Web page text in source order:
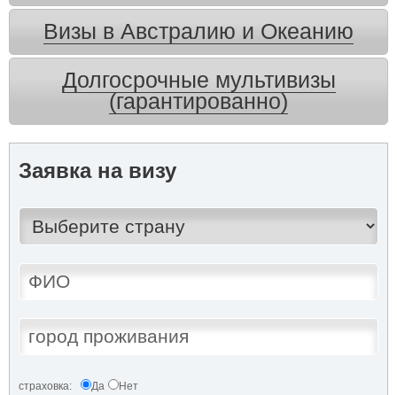
Визы в Австралию и Океанию
Долгосрочные мультивизы
(гарантированно)
Заявка на визу
страховка: Да Нет